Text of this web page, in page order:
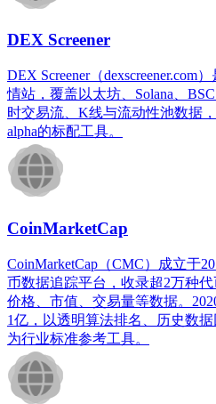
DEX Screener
DEX Screener（dexscreener.com
情站，覆盖以太坊、Solana、
时交易流、K线与流动性池数据
alpha的标配工具。
CoinMarketCap
CoinMarketCap（CMC）成立于
币数据追踪平台，收录超2万种
价格、市值、交易量等数据。
1亿，以透明算法排名、历史数
为行业标准参考工具。